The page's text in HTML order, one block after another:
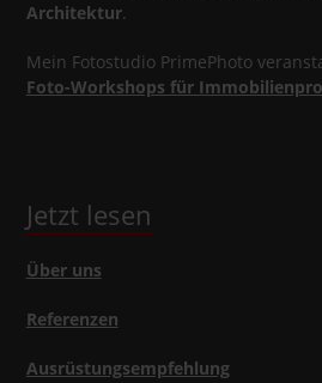
Architektur.
Mein Fotostudio PrimePhoto
Foto-Workshops für
Jetzt lesen
Über uns
Referenzen
Ausrüstungsempfehlung